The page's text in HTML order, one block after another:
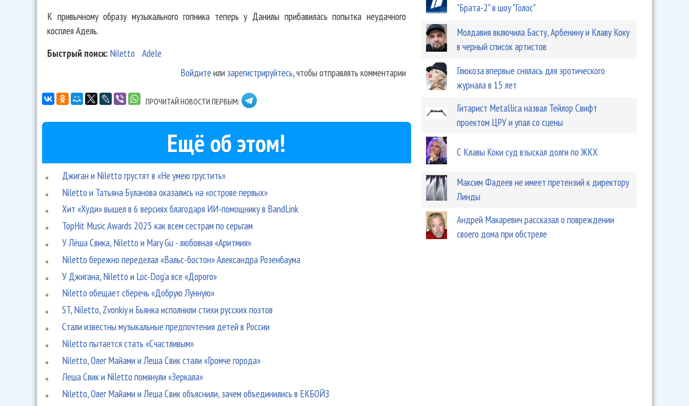
К привычному образу музыкального гопника теперь у Данилы прибавилась попытка неудачного
косплея Адель.
Быстрый поиск: Niletto
Adele
Войдите или зарегистрируйтесь, чтобы отправлять комментарии
ПРОЧИТАЙ НОВОСТИ ПЕРВЫМ:
Ещё об этом!
Джиган и Niletto грустят в «Не умею грустить»
Niletto и Татьяна Буланова оказались на «острове первых»
Хит «Худи» вышел в 6 версиях благодаря ИИ-помощнику в BandLink
TopHit Music Awards 2025 как всем сестрам по серьгам
У Лёша Свика, Niletto и Mary Gu - любовная «Аритмия»
Niletto бережно переделал «Вальс-бостон» Александра Розенбаума
У Джигана, Niletto и Loc-Dog'a все «Дорого»
Niletto обещает сберечь «Добрую Лунную»
ST, Niletto, Zvonkiy и Бьянка исполнили стихи русских поэтов
Стали известны музыкальные предпочтения детей в России
Niletto пытается стать «Счастливым»
Niletto, Олег Майами и Леша Свик стали «Громче города»
Леша Свик и Niletto помянули «Зеркала»
Niletto, Олег Майами и Леша Свик объяснили, зачем объединились в ЕКБОЙЗ
"Брата-2" в шоу "Голос"
Молдавия включила Басту, Арбенину и Клаву Коку
в черный список артистов
Глюкоза впервые снялась для эротического
журнала в 15 лет
Гитарист Metallica назвал Тейлор Свифт
проектом ЦРУ и упал со сцены
С Клавы Коки суд взыскал долги по ЖКХ
Максим Фадеев не имеет претензий к директору
Линды
Андрей Макаревич рассказал о повреждении
своего дома при обстреле